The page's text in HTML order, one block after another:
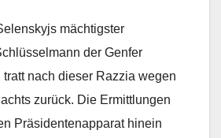
mächtigster
der Genfer
nach dieser Razzia wegen
zurück. Die Ermittlungen
Präsidentenapparat hinein